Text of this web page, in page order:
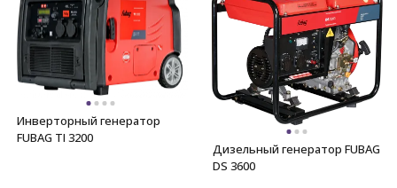
Инверторный генератор
FUBAG TI 3200
Дизельный генератор FUBAG
DS 3600